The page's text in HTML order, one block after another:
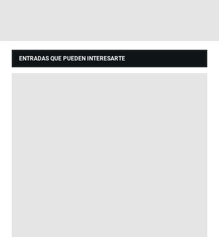
ENTRADAS QUE PUEDEN INTERESARTE